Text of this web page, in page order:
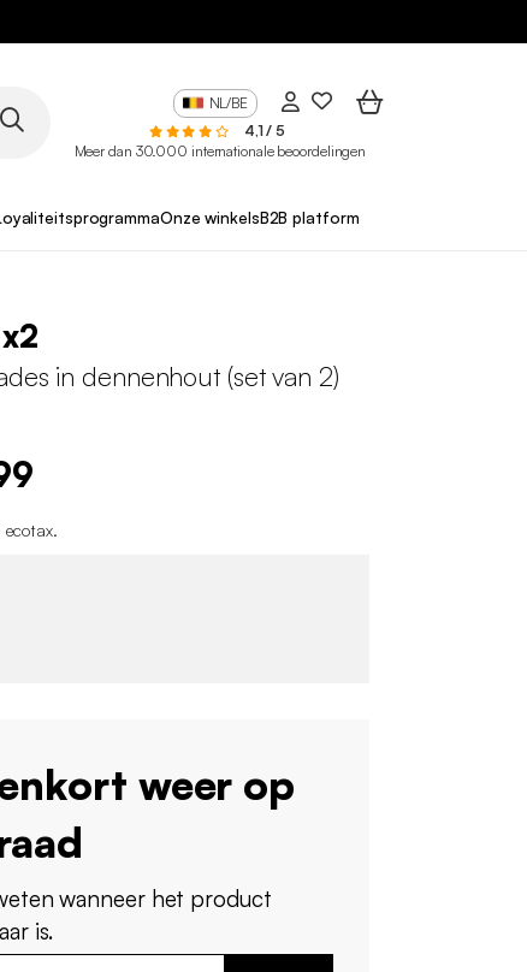
NL/BE
4,1 / 5
Meer dan 30.000 internationale beoordelingen
Onze winkelsB2B platform
in dennenhout (set van 2)
ecotax.
weer op
wanneer het product
is.